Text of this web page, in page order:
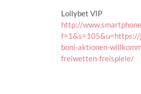
Lollybet VIP
http://
f=1&s=105&u=https://
boni-aktionen-
freiwetten-freispiele/